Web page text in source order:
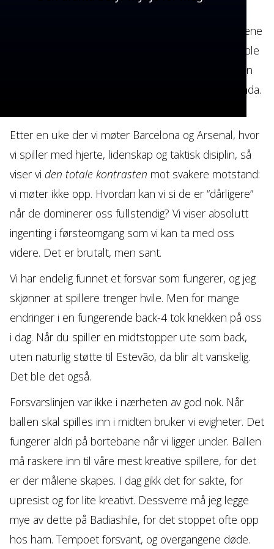
tempoet er satt, og han kan flyte. Her stod han alene
uten en naturlig back bak seg, vi lå under, og han ble
bedt om å bære altfor mye altfor tidlig. Det er ingen
tvil om talentet hans, men han er ingen maskin enda.
Etter en uke der vi møter Barcelona og Arsenal, hvor
vi spiller med hjerte, lidenskap og taktisk disiplin, så
viser vi den totale kontrasten mot svakere motstand:
vi møter ikke opp. Hvordan kan vi si de er “dårligere”
når de dominerer oss fullstendig? Vi viser absolutt
ingenting i førsteomgang som vi kan ta med oss
videre. Det er brutalt, men sant.
Vi har endelig funnet et forsvar som fungerer, og jeg
skjønner at spillere trenger hvile. Men for mange
endringer i en fungerende back-4 tok knekken på oss
i dag. Når du spiller en midtstopper ute som back,
uten naturlig støtte til Estevão, da blir alt vanskelig.
Det ble det også.
Forsvarslinjen var ikke i nærheten av god nok. Når
ballen skal spilles inn i midten bruker vi evigheter. Det
fungerer aldri på bortebane når vi ligger under. Ballen
må raskere inn til våre mest kreative spillere, for det
er der målene skapes. I dag gikk det for sakte, for
upresist og for lite kreativt. Dessverre må jeg legge
mye av dette på Badiashile, for det stoppet ofte opp
hos ham. Tempoet forsvant, og overgangene døde.